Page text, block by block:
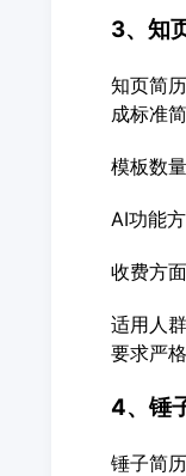
3、知
知页简
成标准
模板数
AI功能
收费方
适用人
要求严
4、锤
锤子简